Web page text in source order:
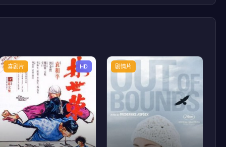
喜剧片 HD 剧情片